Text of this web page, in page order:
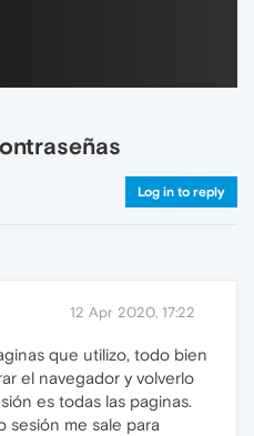
Log in to reply
12 Apr 2020, 17:22
que utilizo, todo bien
el navegador y volverlo
es todas las paginas.
sesión me sale para